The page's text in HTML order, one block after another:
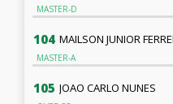
MASTER-D
104
MASTER-A
105 JOAO CARLO NUNES